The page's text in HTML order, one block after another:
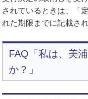
されているときは、「
れた期限までに記載さ
FAQ「私は、美
か？」